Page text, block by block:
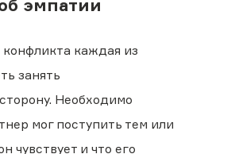
эмпатии
каждая из
занять
Необходимо
мог поступить тем или
чувствует и что его